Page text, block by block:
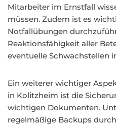
Mitarbeiter im Ernstfall
müssen. Zudem ist es
Notfallübungen
Reaktionsfähigkeit aller
eventuelle Schwachstellen
Ein weiterer wichtiger
in Kolitzheim ist die
wichtigen Dokumenten.
regelmäßige Backups